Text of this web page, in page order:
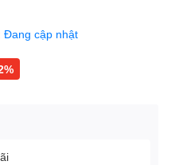
Đang cập nhật